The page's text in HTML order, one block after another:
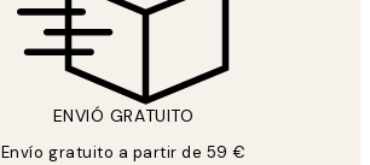
ENVIÓ GRATUITO
Envío gratuito a partir de 59 €